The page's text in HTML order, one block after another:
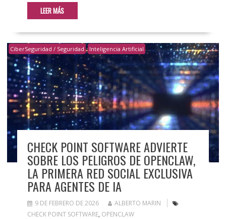
LEER MÁS
CiberSeguridad / Seguridad Inteligencia Artificial
CHECK POINT SOFTWARE ADVIERTE
SOBRE LOS PELIGROS DE OPENCLAW,
LA PRIMERA RED SOCIAL EXCLUSIVA
PARA AGENTES DE IA
9 DE FEBRERO DE 2026
ALBERTO MARIN
CHECK POINT SOFTWARE, OPENCLAW